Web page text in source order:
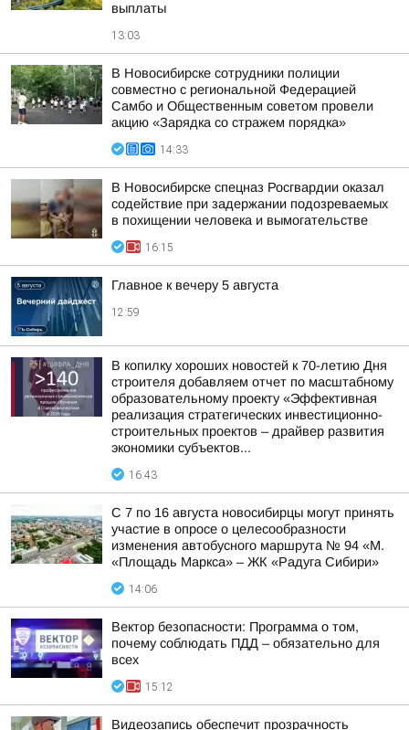
выплаты
13:03
В Новосибирске сотрудники полиции
совместно с региональной Федерацией
Самбо и Общественным советом провели
акцию «Зарядка со стражем порядка»
14:33
В Новосибирске спецназ Росгвардии оказал
содействие при задержании подозреваемых
в похищении человека и вымогательстве
16:15
Главное к вечеру 5 августа
12:59
В копилку хороших новостей к 70-летию Дня
строителя добавляем отчет по масштабному
образовательному проекту «Эффективная
реализация стратегических инвестиционно-
строительных проектов – драйвер развития
экономики субъектов...
16:43
С 7 по 16 августа новосибирцы могут принять
участие в опросе о целесообразности
изменения автобусного маршрута № 94 «М.
«Площадь Маркса» – ЖК «Радуга Сибири»
14:06
Вектор безопасности: Программа о том,
почему соблюдать ПДД – обязательно для
всех
15:12
Видеозапись обеспечит прозрачность